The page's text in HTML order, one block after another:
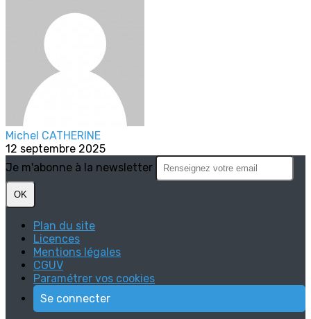
Michel CATHERINE
12 septembre 2025
Je m'abonne à la newsletter
OK
Plan du site
Licences
Mentions légales
CGUV
Paramétrer vos cookies
Se connecter